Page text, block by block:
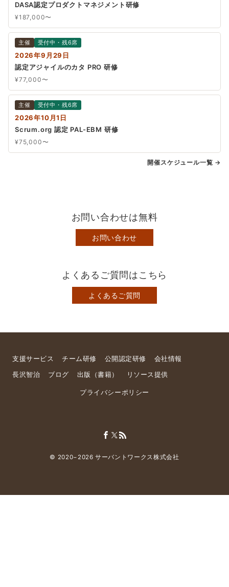
DASA認定プロダクトマネジメント研修
¥187,000〜
主催 受付中・残6席
2026年9月29日
認定アジャイルのカタ PRO 研修
¥77,000〜
主催 受付中・残6席
2026年10月1日
Scrum.org 認定 PAL-EBM 研修
¥75,000〜
開催スケジュール一覧 →
お問い合わせは無料
お問い合わせ
よくあるご質問はこちら
よくあるご質問
支援サービス チーム研修 公開認定研修 会社情報
長沢智治 ブログ 出版（書籍） リソース提供
プライバシーポリシー
© 2020−2026サーバントワークス株式会社